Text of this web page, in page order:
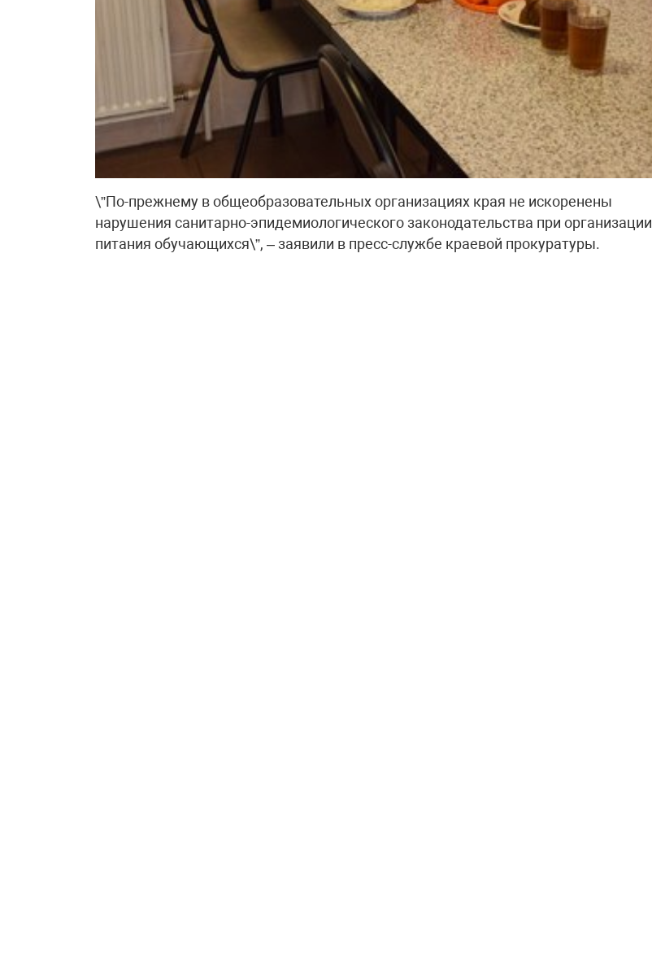
\”По-прежнему в общеобразовательных организациях края не искоренены
нарушения санитарно-эпидемиологического законодательства при организации
питания обучающихся\”, – заявили в пресс-службе краевой прокуратуры.